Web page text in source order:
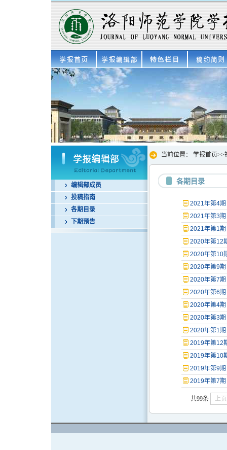
编辑部成员
投稿指南
各期目录
下期预告
当前位置： 学报首页>>
各期目录
2021年第4期
2021年第3期
2021年第1期
2020年第12
2020年第10
2020年第9期
2020年第7期
2020年第6期
2020年第4期
2020年第3期
2020年第1期
2019年第12
2019年第10
2019年第9期
2019年第7期
共99条 上页